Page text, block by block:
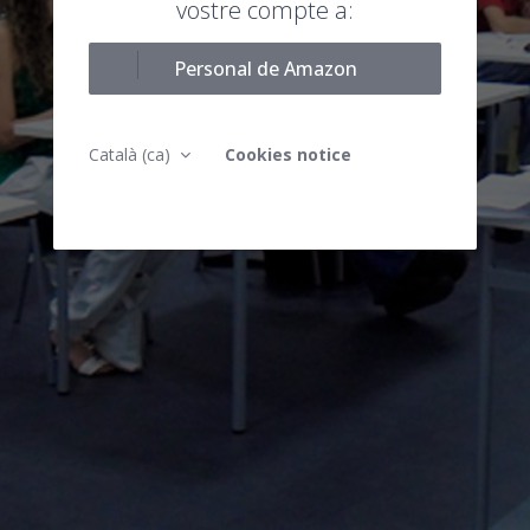
vostre compte a:
Personal de Amazon
Català ‎(ca)‎ Cookies notice